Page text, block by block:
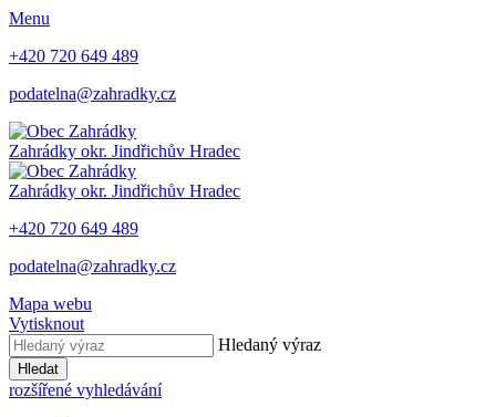
Menu
+420 720 649 489
podatelna@zahradky.cz
Zahrádky okr. Jindřichův Hradec
Zahrádky okr. Jindřichův Hradec
+420 720 649 489
podatelna@zahradky.cz
Mapa webu
Vytisknout
Hledaný výraz
Hledat
rozšířené vyhledávání